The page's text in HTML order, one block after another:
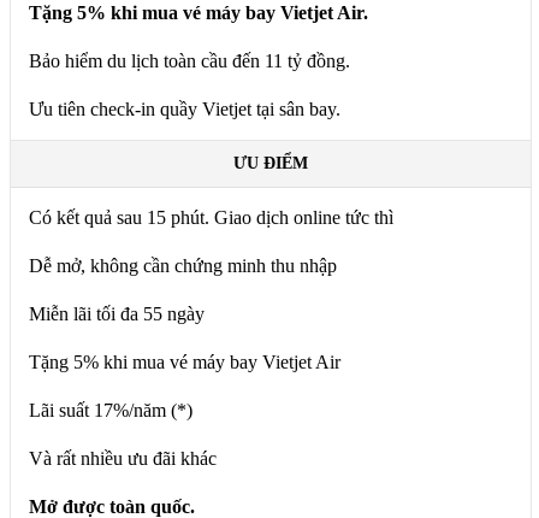
Tặng 5% khi mua vé máy bay Vietjet Air.
Bảo hiểm du lịch toàn cầu đến 11 tỷ đồng.
Ưu tiên check-in quầy Vietjet tại sân bay.
ƯU ĐIỂM
Có kết quả sau 15 phút. Giao dịch online tức thì
Dễ mở, không cần chứng minh thu nhập
Miễn lãi tối đa 55 ngày
Tặng 5% khi mua vé máy bay Vietjet Air
Lãi suất 17%/năm (*)
Và rất nhiều ưu đãi khác
Mở được toàn quốc.